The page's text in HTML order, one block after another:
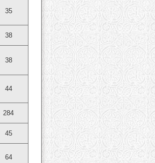
35
38
38
44
284
45
64